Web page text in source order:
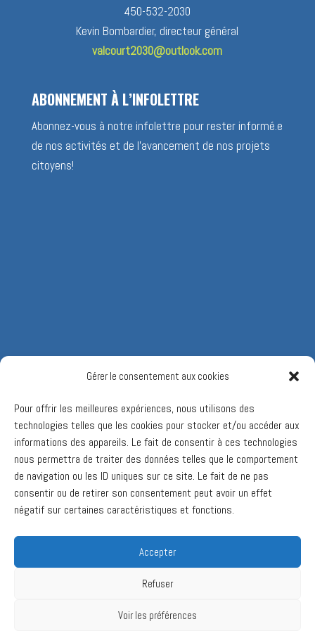
Gérer le consentement aux cookies
Pour offrir les meilleures expériences, nous utilisons des
technologies telles que les cookies pour stocker et/ou accéder aux
informations des appareils. Le fait de consentir à ces technologies
nous permettra de traiter des données telles que le comportement
de navigation ou les ID uniques sur ce site. Le fait de ne pas
consentir ou de retirer son consentement peut avoir un effet
négatif sur certaines caractéristiques et fonctions.
Accepter
Refuser
Voir les préférences
450-532-2030
Kevin Bombardier, directeur général
valcourt2030@outlook.com
ABONNEMENT À L’INFOLETTRE
Abonnez-vous à notre infolettre pour rester informé.e
de nos activités et de l’avancement de nos projets
citoyens!